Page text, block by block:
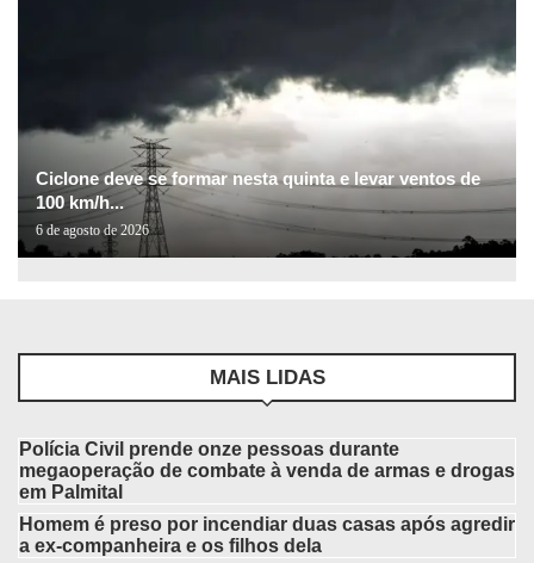
Ciclone deve se formar nesta quinta e levar ventos de
100 km/h...
6 de agosto de 2026
MAIS LIDAS
Polícia Civil prende onze pessoas durante
megaoperação de combate à venda de armas e drogas
em Palmital
Homem é preso por incendiar duas casas após agredir
a ex-companheira e os filhos dela